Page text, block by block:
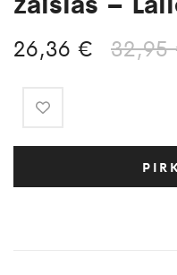
32,95
26,36 €